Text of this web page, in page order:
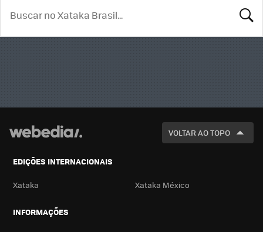
VOLTAR AO TOPO
EDIÇÕES INTERNACIONAIS
Xataka Xataka México
INFORMAÇÕES